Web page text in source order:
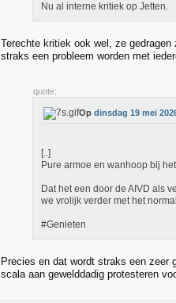
Nu al interne kritiek op Jetten.
Terechte kritiek ook wel, ze
straks een probleem worden met
quote:
Op dinsdag 19 mei
[..]
Pure armoe en wanhoop bij
Dat het een door de AIVD als
we vrolijk verder met het
#Genieten
Precies en dat wordt straks een zeer
scala aan gewelddadig protesteren